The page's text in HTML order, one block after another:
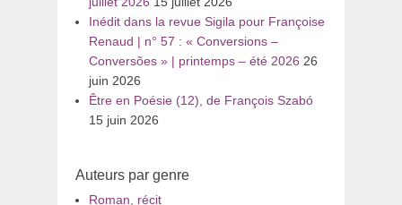
Inédit dans la revue Sigila pour Françoise
Renaud | n° 57 : « Conversions –
Conversões » | printemps – été 2026 26
juin 2026
Être en Poésie (12), de François Szabó
15 juin 2026
Auteurs par genre
Roman, récit